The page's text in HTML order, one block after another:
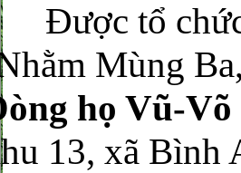
tổ chức
Mùng
họ Vũ-
13, xã Bình